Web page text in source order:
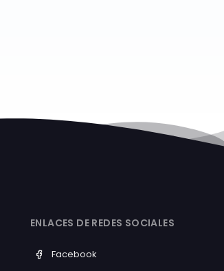
ENLACES DE REDES SOCIALES
Facebook